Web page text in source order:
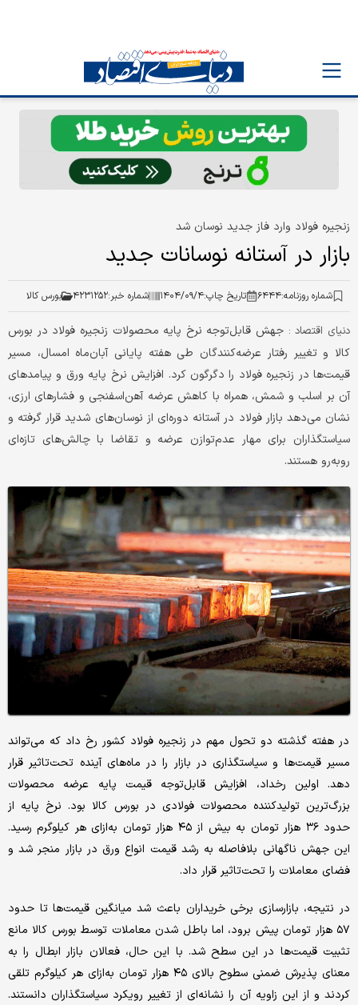
زنجیره فولاد وارد فاز جدید نوسان شد
بازار در آستانه نوسانات جدید
شماره روزنامه:۶۴۴۴ تاریخ چاپ:۱۴۰۴/۰۹/۴ شماره خبر:۴۲۳۱۲۵۲ بورس کالا
دنیای اقتصاد : جهش قابل‌توجه نرخ پایه محصولات زنجیره فولاد در بورس
کالا و تغییر رفتار عرضه‌کنندگان طی هفته پایانی آبان‌ماه امسال، مسیر
قیمت‌ها در زنجیره فولاد را دگرگون کرد. افزایش نرخ پایه ورق و پیامدهای
آن بر اسلب و شمش، همراه با کاهش عرضه آهن‌اسفنجی و فشارهای ارزی،
نشان می‌دهد بازار فولاد در آستانه دوره‌ای از نوسان‌های شدید قرار گرفته و
سیاستگذاران برای مهار عدم‌توازن عرضه و تقاضا با چالش‌های تازه‌ای
روبه‌رو هستند.
در هفته گذشته دو تحول مهم در زنجیره فولاد کشور رخ داد که می‌تواند
مسیر قیمت‌ها و سیاستگذاری در بازار را در ماه‌های آینده تحت‌تاثیر قرار
دهد. اولین رخداد، افزایش قابل‌توجه قیمت پایه عرضه محصولات
بزرگ‌ترین تولیدکننده محصولات فولادی در بورس کالا بود. نرخ پایه از
حدود ۳۶ هزار تومان به بیش از ۴۵ هزار تومان به‌ازای هر کیلوگرم رسید.
این جهش ناگهانی بلافاصله به رشد قیمت انواع ورق در بازار منجر شد و
فضای معاملات را تحت‌تاثیر قرار داد.
در نتیجه، بازارسازی برخی خریداران باعث شد میانگین قیمت‌ها تا حدود
۵۷ هزار تومان پیش برود، اما باطل شدن معاملات توسط بورس کالا مانع
تثبیت قیمت‌ها در این سطح شد. با این حال، فعالان بازار ابطال را به
معنای پذیرش ضمنی سطوح بالای ۴۵ هزار تومان به‌ازای هر کیلوگرم تلقی
کردند و از این زاویه آن را نشانه‌ای از تغییر رویکرد سیاستگذاران دانستند.